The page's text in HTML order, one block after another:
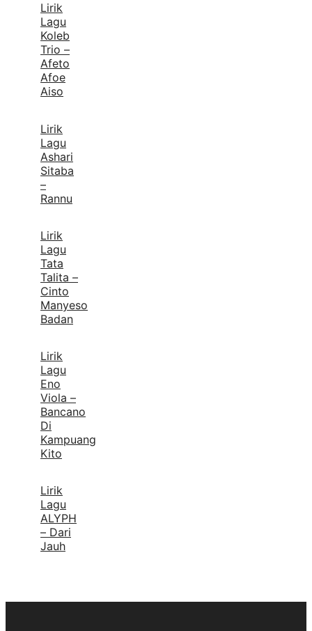
Lirik
Lagu
Koleb
Trio –
Afeto
Afoe
Aiso
Lirik
Lagu
Ashari
Sitaba
–
Rannu
Lirik
Lagu
Tata
Talita –
Cinto
Manyeso
Badan
Lirik
Lagu
Eno
Viola –
Bancano
Di
Kampuang
Kito
Lirik
Lagu
ALYPH
– Dari
Jauh